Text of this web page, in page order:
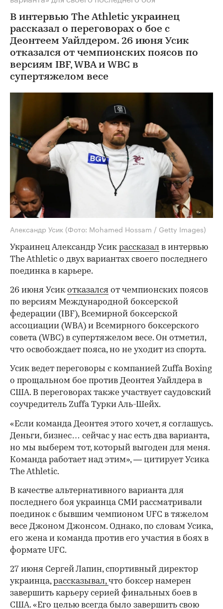
В интервью The Athletic украинец
рассказал о переговорах о бое с
Деонтеем Уайлдером. 26 июня Усик
отказался от чемпионских поясов по
версиям IBF, WBA и WBC в
супертяжелом весе
Александр Усик (Фото: Mohamed Hossam / Getty Images)
Украинец Александр Усик рассказал в интервью
The Athletic о двух вариантах своего последнего
поединка в карьере.
26 июня Усик отказался от чемпионских поясов
по версиям Международной боксерской
федерации (IBF), Всемирной боксерской
ассоциации (WBA) и Всемирного боксерского
совета (WBC) в супертяжелом весе. Он отметил,
что освобождает пояса, но не уходит из спорта.
Усик ведет переговоры с компанией Zuffa Boxing
о прощальном бое против Деонтея Уайлдера в
США. В переговорах также участвует саудовский
соучредитель Zuffa Турки Аль-Шейх.
«Если команда Деонтея этого хочет, я соглашусь.
Деньги, бизнес… сейчас у нас есть два варианта,
но мы выберем тот, который выгоден для меня.
Команда работает над этим», — цитирует Усика
The Athletic.
В качестве альтернативного варианта для
последнего боя украинца СМИ рассматривали
поединок с бывшим чемпионом UFC в тяжелом
весе Джоном Джонсом. Однако, по словам Усика,
его жена и команда против его участия в боях в
формате UFC.
27 июня Сергей Лапин, спортивный директор
украинца,рассказывал,что боксер намерен
завершить карьеру серией финальных боев в
США. «Его целью всегда было завершить свою